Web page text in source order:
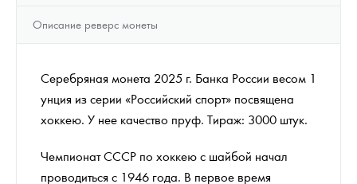
Описание реверс монеты
Серебряная монета 2025 г. Банка России весом 1
унция из серии «Российский спорт» посвящена
хоккею. У нее качество пруф. Тираж: 3000 штук.
Чемпионат СССР по хоккею с шайбой начал
проводиться с 1946 года. В первое время